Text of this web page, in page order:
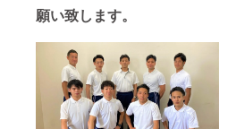
願い致します。